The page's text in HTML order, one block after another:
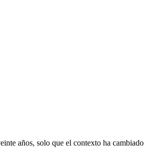
años, solo que el contexto ha cambiado